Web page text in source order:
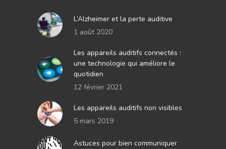
L’Alzheimer et la perte auditive
1 août 2020
Les appareils auditifs connectés :
une technologie qui améliore le
quotidien
12 février 2021
Les appareils auditifs non visibles
5 mars 2019
Astuces pour bien communiquer